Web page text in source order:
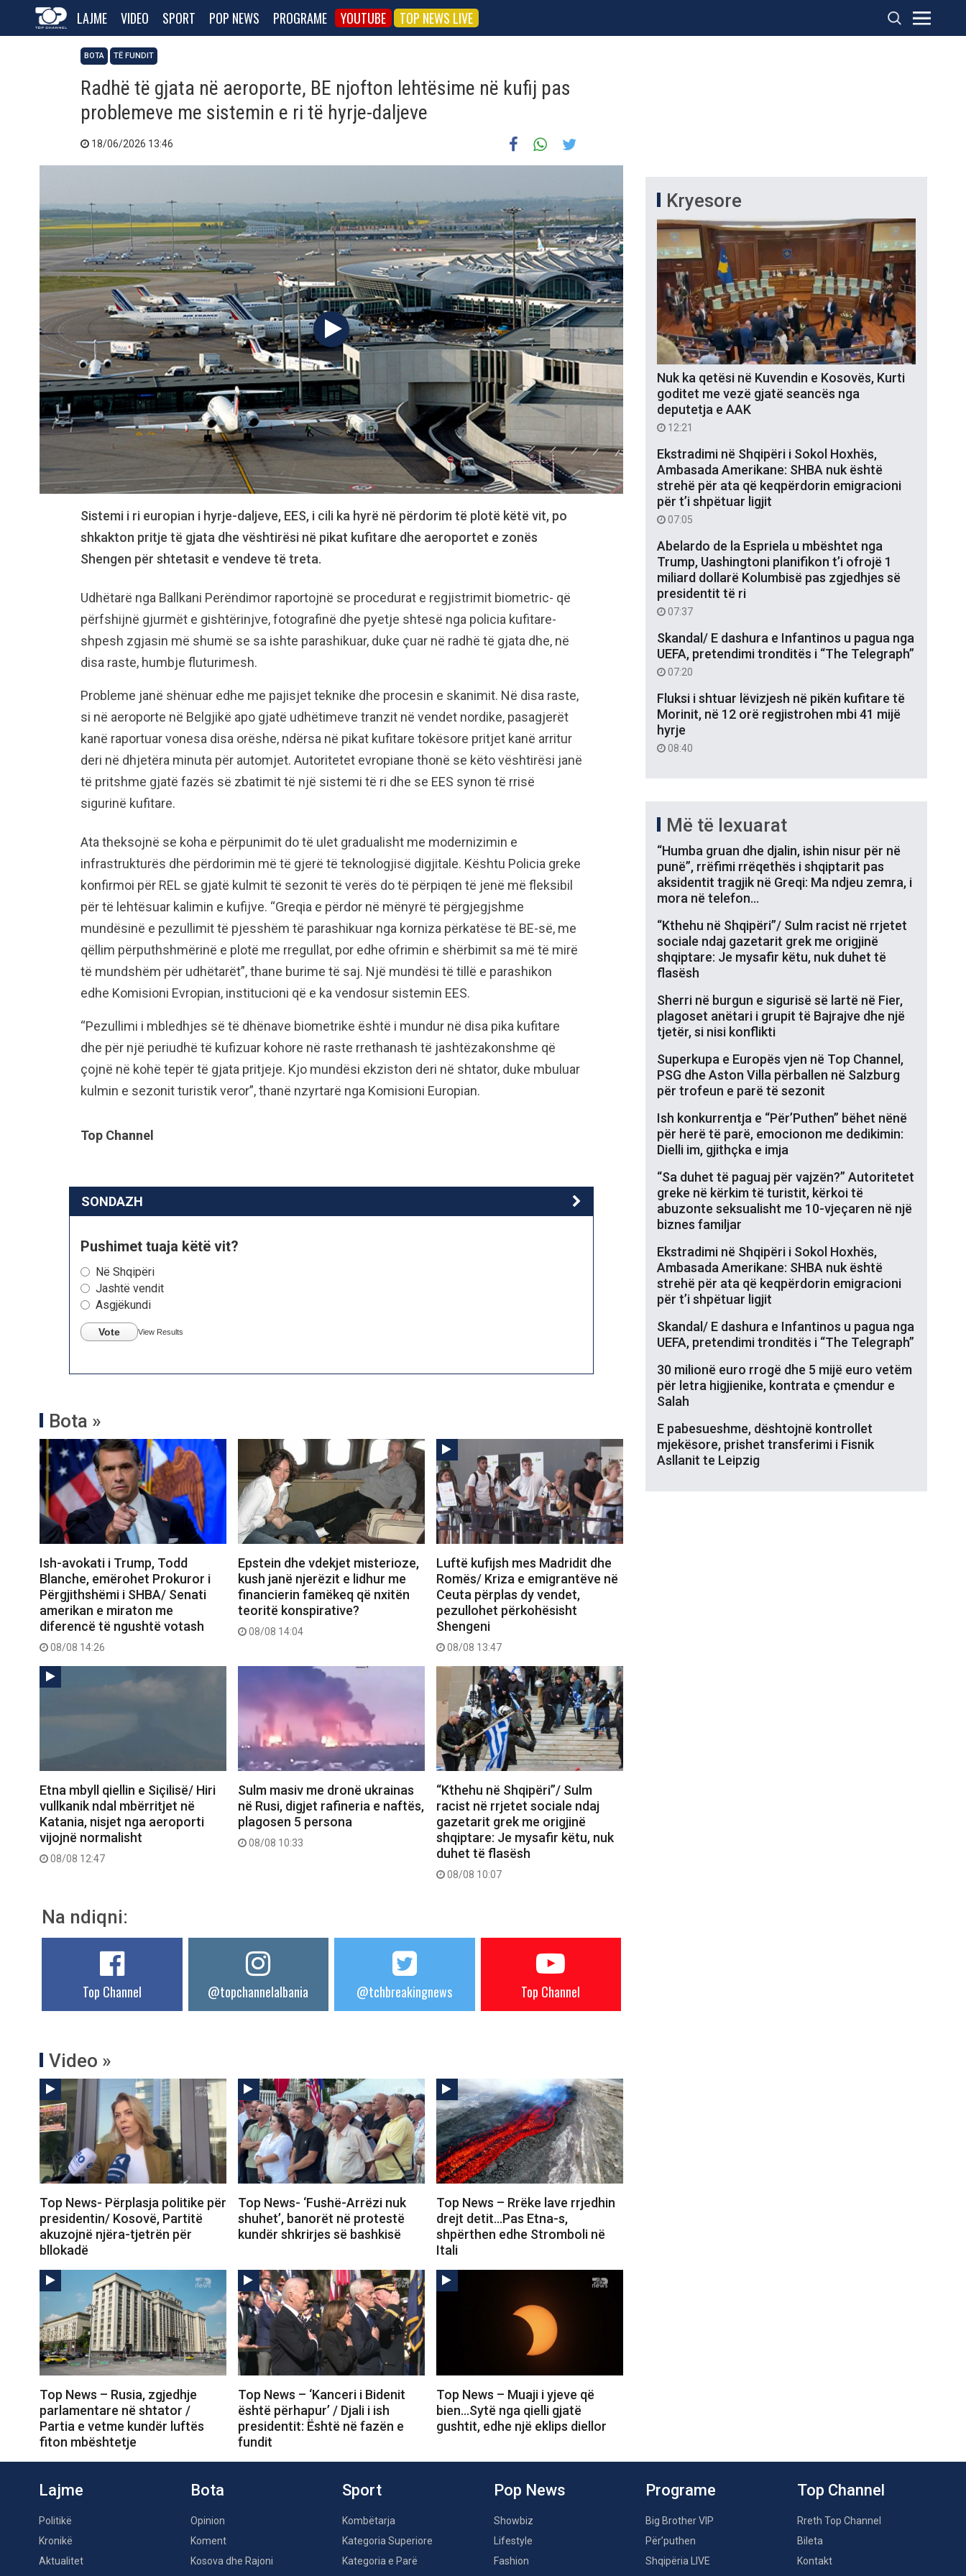
LAJME VIDEO SPORT POP NEWS PROGRAME YOUTUBE TOP NEWS LIVE
BOTA TË FUNDIT
Radhë të gjata në aeroporte, BE njofton lehtësime në kufij pas
problemeve me sistemin e ri të hyrje-daljeve
18/06/2026 13:46
Sistemi i ri europian i hyrje-daljeve, EES, i cili ka hyrë në përdorim të plotë këtë vit, po
shkakton pritje të gjata dhe vështirësi në pikat kufitare dhe aeroportet e zonës
Shengen për shtetasit e vendeve të treta.
Udhëtarë nga Ballkani Perëndimor raportojnë se procedurat e regjistrimit biometric- që
përfshijnë gjurmët e gishtërinjve, fotografinë dhe pyetje shtesë nga policia kufitare-
shpesh zgjasin më shumë se sa ishte parashikuar, duke çuar në radhë të gjata dhe, në
disa raste, humbje fluturimesh.
Probleme janë shënuar edhe me pajisjet teknike dhe procesin e skanimit. Në disa raste,
si në aeroporte në Belgjikë apo gjatë udhëtimeve tranzit në vendet nordike, pasagjerët
kanë raportuar vonesa disa orëshe, ndërsa në pikat kufitare tokësore pritjet kanë arritur
deri në dhjetëra minuta për automjet. Autoritetet evropiane thonë se këto vështirësi janë
të pritshme gjatë fazës së zbatimit të një sistemi të ri dhe se EES synon të rrisë
sigurinë kufitare.
Ata theksojnë se koha e përpunimit do të ulet gradualisht me modernizimin e
infrastrukturës dhe përdorimin më të gjerë të teknologjisë digjitale. Kështu Policia greke
konfirmoi për REL se gjatë kulmit të sezonit të verës do të përpiqen të jenë më fleksibil
për të lehtësuar kalimin e kufijve. “Greqia e përdor në mënyrë të përgjegjshme
mundësinë e pezullimit të pjesshëm të parashikuar nga korniza përkatëse të BE-së, me
qëllim përputhshmërinë e plotë me rregullat, por edhe ofrimin e shërbimit sa më të mirë
të mundshëm për udhëtarët”, thane burime të saj. Një mundësi të tillë e parashikon
edhe Komisioni Evropian, institucioni që e ka vendosur sistemin EES.
“Pezullimi i mbledhjes së të dhënave biometrike është i mundur në disa pika kufitare
dhe për një periudhë të kufizuar kohore në raste rrethanash të jashtëzakonshme që
çojnë në kohë tepër të gjata pritjeje. Kjo mundësi ekziston deri në shtator, duke mbuluar
kulmin e sezonit turistik veror”, thanë nzyrtarë nga Komisioni Europian.
Top Channel
SONDAZH
Pushimet tuaja këtë vit?
Në Shqipëri
Jashtë vendit
Asgjëkundi
Vote View Results
Bota »
Ish-avokati i Trump, Todd
Blanche, emërohet Prokuror i
Përgjithshëmi i SHBA/ Senati
amerikan e miraton me
diferencë të ngushtë votash
08/08 14:26
Epstein dhe vdekjet misterioze,
kush janë njerëzit e lidhur me
financierin famëkeq që nxitën
teoritë konspirative?
08/08 14:04
Luftë kufijsh mes Madridit dhe
Romës/ Kriza e emigrantëve në
Ceuta përplas dy vendet,
pezullohet përkohësisht
Shengeni
08/08 13:47
Etna mbyll qiellin e Siçilisë/ Hiri
vullkanik ndal mbërritjet në
Katania, nisjet nga aeroporti
vijojnë normalisht
08/08 12:47
Sulm masiv me dronë ukrainas
në Rusi, digjet rafineria e naftës,
plagosen 5 persona
08/08 10:33
“Kthehu në Shqipëri”/ Sulm
racist në rrjetet sociale ndaj
gazetarit grek me origjinë
shqiptare: Je mysafir këtu, nuk
duhet të flasësh
08/08 10:07
Na ndiqni:
Top Channel @topchannelalbania @tchbreakingnews Top Channel
Video »
Top News- Përplasja politike për
presidentin/ Kosovë, Partitë
akuzojnë njëra-tjetrën për
bllokadë
Top News- ‘Fushë-Arrëzi nuk
shuhet’, banorët në protestë
kundër shkrirjes së bashkisë
Top News – Rrëke lave rrjedhin
drejt detit…Pas Etna-s,
shpërthen edhe Stromboli në
Itali
Top News – Rusia, zgjedhje
parlamentare në shtator /
Partia e vetme kundër luftës
fiton mbështetje
Top News – ‘Kanceri i Bidenit
është përhapur’ / Djali i ish
presidentit: Është në fazën e
fundit
Top News – Muaji i yjeve që
bien…Sytë nga qielli gjatë
gushtit, edhe një eklips diellor
Kryesore
Nuk ka qetësi në Kuvendin e Kosovës, Kurti
goditet me vezë gjatë seancës nga
deputetja e AAK
12:21
Ekstradimi në Shqipëri i Sokol Hoxhës,
Ambasada Amerikane: SHBA nuk është
strehë për ata që keqpërdorin emigracioni
për t’i shpëtuar ligjit
07:05
Abelardo de la Espriela u mbështet nga
Trump, Uashingtoni planifikon t’i ofrojë 1
miliard dollarë Kolumbisë pas zgjedhjes së
presidentit të ri
07:37
Skandal/ E dashura e Infantinos u pagua nga
UEFA, pretendimi tronditës i “The Telegraph”
07:20
Fluksi i shtuar lëvizjesh në pikën kufitare të
Morinit, në 12 orë regjistrohen mbi 41 mijë
hyrje
08:40
Më të lexuarat
“Humba gruan dhe djalin, ishin nisur për në
punë”, rrëfimi rrëqethës i shqiptarit pas
aksidentit tragjik në Greqi: Ma ndjeu zemra, i
mora në telefon…
“Kthehu në Shqipëri”/ Sulm racist në rrjetet
sociale ndaj gazetarit grek me origjinë
shqiptare: Je mysafir këtu, nuk duhet të
flasësh
Sherri në burgun e sigurisë së lartë në Fier,
plagoset anëtari i grupit të Bajrajve dhe një
tjetër, si nisi konflikti
Superkupa e Europës vjen në Top Channel,
PSG dhe Aston Villa përballen në Salzburg
për trofeun e parë të sezonit
Ish konkurrentja e “Për’Puthen” bëhet nënë
për herë të parë, emocionon me dedikimin:
Dielli im, gjithçka e imja
“Sa duhet të paguaj për vajzën?” Autoritetet
greke në kërkim të turistit, kërkoi të
abuzonte seksualisht me 10-vjeçaren në një
biznes familjar
Ekstradimi në Shqipëri i Sokol Hoxhës,
Ambasada Amerikane: SHBA nuk është
strehë për ata që keqpërdorin emigracioni
për t’i shpëtuar ligjit
Skandal/ E dashura e Infantinos u pagua nga
UEFA, pretendimi tronditës i “The Telegraph”
30 milionë euro rrogë dhe 5 mijë euro vetëm
për letra higjienike, kontrata e çmendur e
Salah
E pabesueshme, dështojnë kontrollet
mjekësore, prishet transferimi i Fisnik
Asllanit te Leipzig
Lajme
Politikë
Kronikë
Aktualitet
Bota
Opinion
Koment
Kosova dhe Rajoni
Sport
Kombëtarja
Kategoria Superiore
Kategoria e Parë
Pop News
Showbiz
Lifestyle
Fashion
Programe
Big Brother VIP
Për’puthen
Shqipëria LIVE
Top Channel
Rreth Top Channel
Bileta
Kontakt